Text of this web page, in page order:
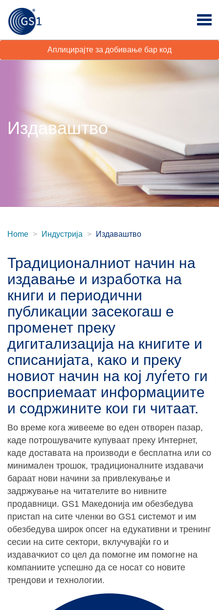
Аплицирајте за добивање бар код
Издаваштво
Home Индустрија Издаваштво
Традиционалниот начин на
издавање и изработка на
книги и периодични
публикации засекогаш е
променет преку
дигитализација на книгите и
списанијата, како и преку
новиот начин на кој луѓето ги
восприемаат информациите
и содржините кои ги читаат.
Во време кога живееме во еден отворен пазар,
каде потрошувачите купуваат преку Интернет,
каде доставата на производи е бесплатна или со
минимален трошок, традиционалните издавачи
бараат нови начини за привлекување и
задржување на читателите во нивните
продавници. GS1 Македонија им обезбедува
пристап на сите членки во GS1 системот и им
обезбедува широк опсег на едукативни и тренинг
сесии на сите сектори, вклучувајќи го и
издавачкиот со цел да помогне им помогне на
компаниите успешно да се носат со новите
трендови и технологии.